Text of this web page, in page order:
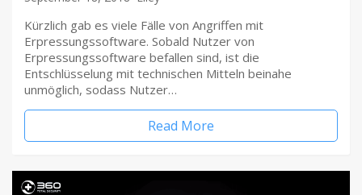
Kürzlich gab es viele Fälle von Angriffen mit
Erpressungssoftware. Sobald Nutzer von
Erpressungssoftware befallen sind, ist die
Entschlüsselung mit technischen Mitteln beinahe
unmöglich, sodass Nutzer…
Read More